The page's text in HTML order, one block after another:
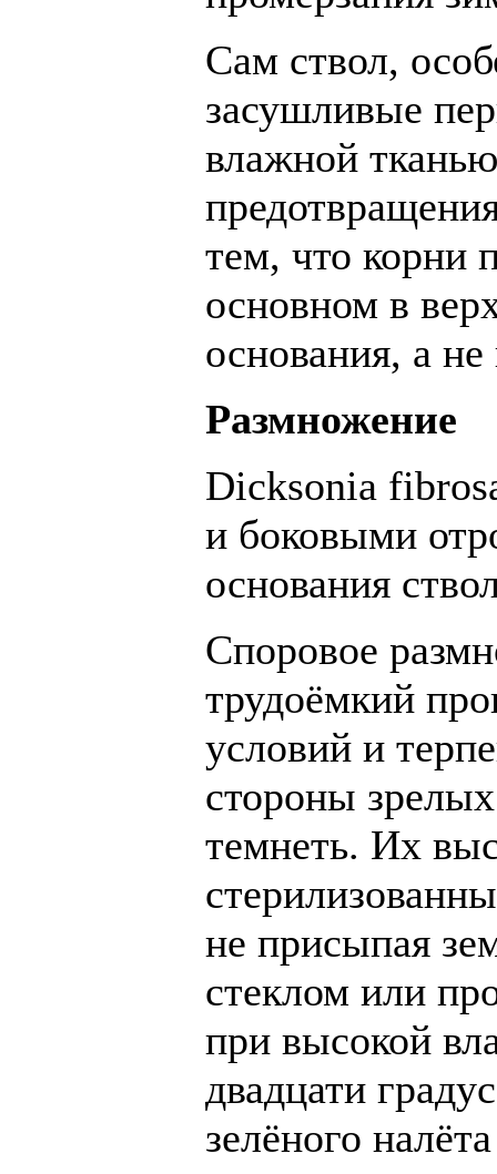
Сам ствол,
засушливые
влажной
тем, что корни
основном в
основания, а не
Размножение
Dicksonia
и боковыми
основания
Споровое
трудоёмкий
условий и
стороны
темнеть. Их
не присыпая
стеклом или
при высокой
двадцати
зелёного